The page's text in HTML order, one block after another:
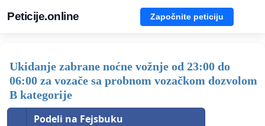
Peticije.online Započnite peticiju
Ukidanje zabrane noćne vožnje od 23:00 do
06:00 za vozače sa probnom vozačkom dozvolom
B kategorije
Podeli na Fejsbuku